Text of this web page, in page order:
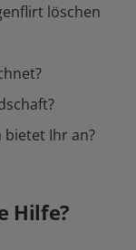
löschen
Ihr an?
Hilfe?